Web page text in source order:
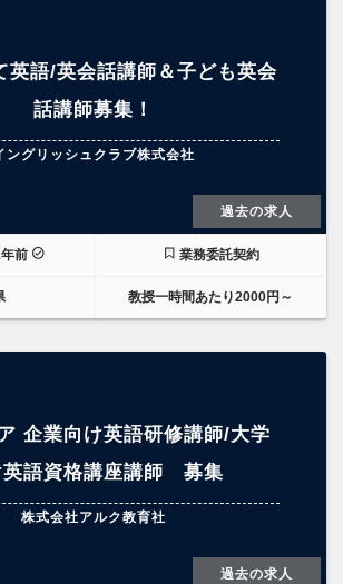
英語/英会話講師＆子ども英会
話講師募集！
ングリッシュクラブ株式会社
過去の求人
前 業務委託契約
教授一時間あたり2000円～
企業向け英語研修講師/大学
英語資格講座講師 募集
株式会社アルク教育社
過去の求人